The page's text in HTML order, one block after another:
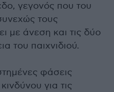
γεγονός που του
τους
με άνεση και τις δύο
του παιχνιδιού.
φάσεις
για τις